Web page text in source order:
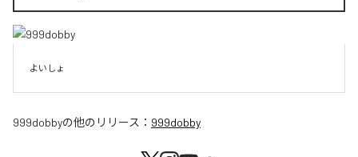
よいしょ
999dobbyの他のリリース： 999dobby